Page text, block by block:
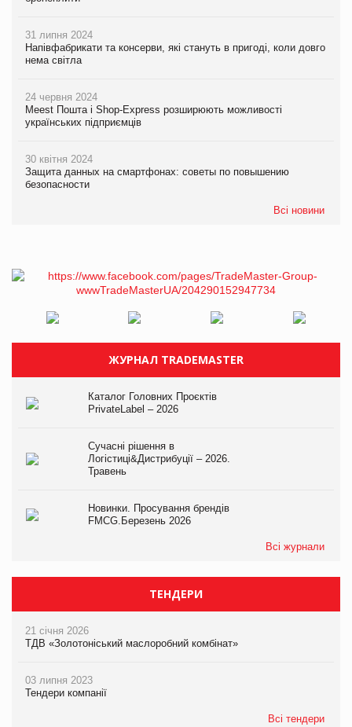
31 липня 2024
Напівфабрикати та консерви, які стануть в пригоді, коли довго
нема світла
24 червня 2024
Meest Пошта і Shop-Express розширюють можливості
українських підприємців
30 квітня 2024
Защита данных на смартфонах: советы по повышению
безопасности
Всі новини
ЖУРНАЛ TRADEMASTER
Каталог Головних Проєктів
PrivateLabel – 2026
Сучасні рішення в
Логістиці&Дистрибуції – 2026.
Травень
Новинки. Просування брендів
FMCG.Березень 2026
Всі журнали
ТЕНДЕРИ
21 січня 2026
ТДВ «Золотоніський маслоробний комбінат»
03 липня 2023
Тендери компанії
Всі тендери